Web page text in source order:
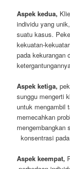
Aspek kedua,
individu yang
suatu kasus.
kekuatan-
pada kekurangan
Aspek ketiga,
sunggu mengerti
untuk mengambil
memecahkan
mengembangkan
konsentrasi
Aspek keempat,